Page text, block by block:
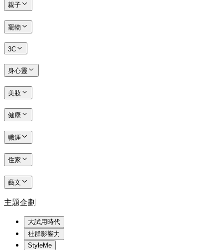
親子
寵物
3C
身心靈
美妝
健康
職涯
住家
藝文
主題企劃
大試用時代
社群影響力
StyleMe